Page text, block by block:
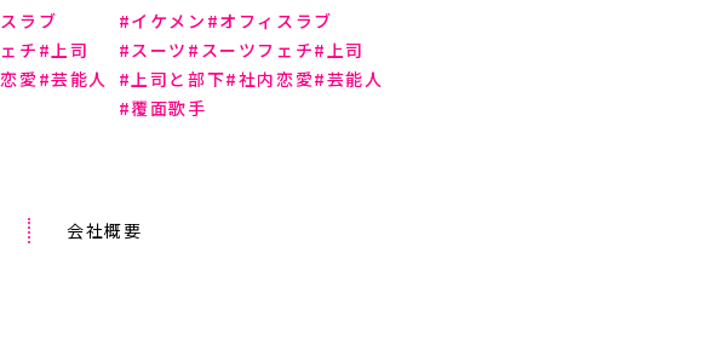
ラブ
チ
上司
愛
芸能人
イケメン
オフィスラブ
スーツ
スーツフェチ
上司
上司と部下 社内恋愛
芸能人
覆面歌手
会社概要